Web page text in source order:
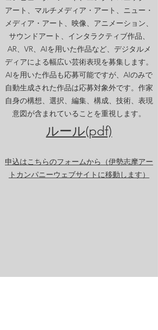
アート、マルチメディア・アート、ニュー・
メディア・アート、映像、アニメーション、
サウンドアート、インタラクティブ作品、
AR、VR、AIを用いた作品など、デジタルメ
ディアによる幅広い芸術表現を募集します。
AIを用いた作品も応募可能ですが、AIのみで
自動生成された作品は応募対象外です。作家
自身の構想、選択、編集、構成、技術、表現
意図が含まれていることを重視します。
ルール(pdf)
申込はこちらのフォームから（伊勢志摩アー
トカンパニーウェブサイトに移動します）